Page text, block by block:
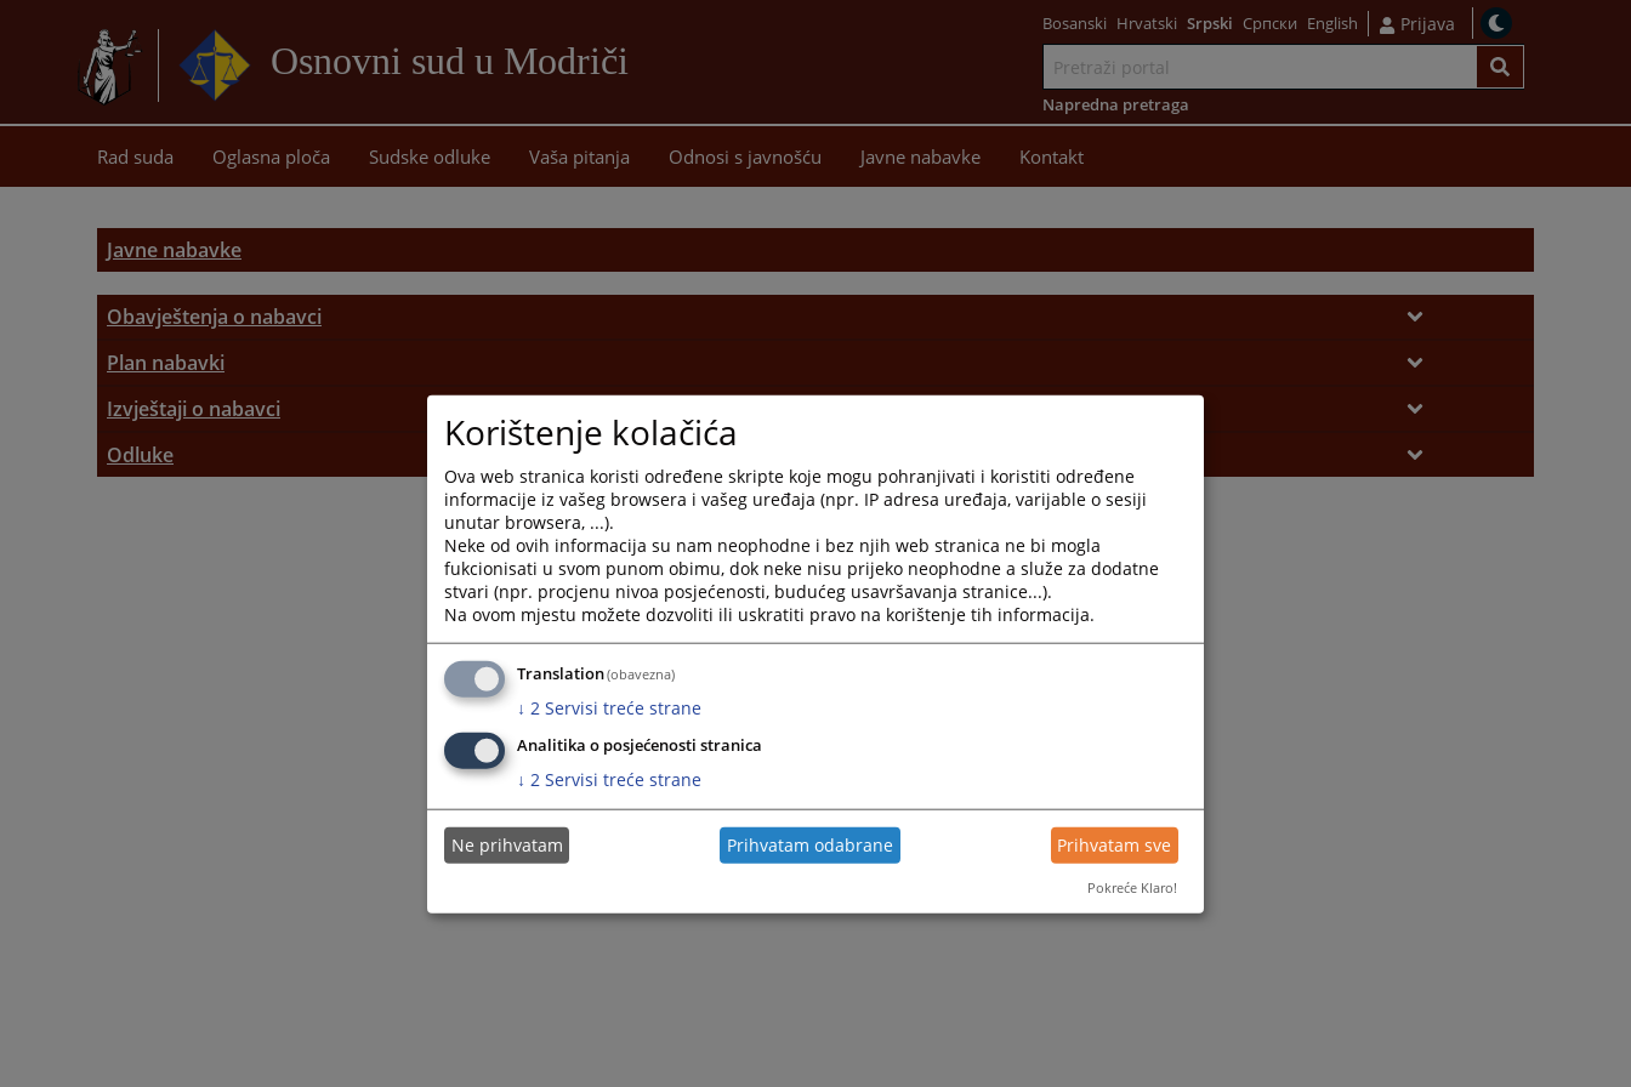
Osnovni sud u Modriči
sadržaj
Bosanski Hrvatski Srpski Српски English Prijava
Napredna pretraga
Rad suda Oglasna ploča Sudske odluke Vaša pitanja Odnosi s javnošću Javne nabavke Kontakt
Javne nabavke
Obavještenja o nabavci
Obavještenja o nabavci
Plan nabavki
Planovi nabavki
Izvještaji o nabavci
Izvještaji o nabavci
Odluke
Korištenje kolačića
Ova web stranica koristi određene skripte koje mogu pohranjivati i koristiti određene
informacije iz vašeg browsera i vašeg uređaja (npr. IP adresa uređaja, varijable o sesiji
unutar browsera, ...).
Neke od ovih informacija su nam neophodne i bez njih web stranica ne bi mogla
fukcionisati u svom punom obimu, dok neke nisu prijeko neophodne a služe za dodatne
stvari (npr. procjenu nivoa posjećenosti, budućeg usavršavanja stranice...).
Na ovom mjestu možete dozvoliti ili uskratiti pravo na korištenje tih informacija.
Translation(obavezna)
↓ 2 Servisi treće strane
Analitika o posjećenosti stranica
↓ 2 Servisi treće strane
Ne prihvatam Prihvatam odabrane Prihvatam sve
Pokreće Klaro!